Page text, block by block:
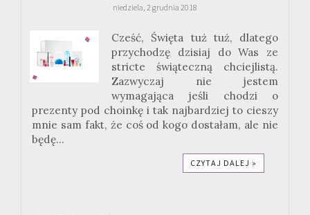
niedziela, 2 grudnia 2018
Cześć, Święta tuż tuż, dlatego
przychodzę dzisiaj do Was ze
stricte świąteczną chciejlistą.
Zazwyczaj nie jestem
wymagająca jeśli chodzi o
prezenty pod choinkę i tak najbardziej to cieszy
mnie sam fakt, że coś od kogo dostałam, ale nie
będę...
CZYTAJ DALEJ »